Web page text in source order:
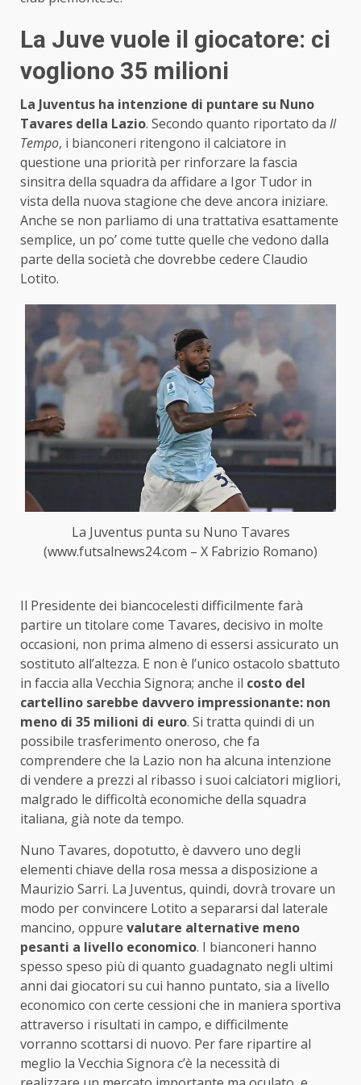
La Juve vuole il giocatore: ci
vogliono 35 milioni
La Juventus ha intenzione di puntare su Nuno
Tavares della Lazio. Secondo quanto riportato da Il
Tempo, i bianconeri ritengono il calciatore in
questione una priorità per rinforzare la fascia
sinsitra della squadra da affidare a Igor Tudor in
vista della nuova stagione che deve ancora iniziare.
Anche se non parliamo di una trattativa esattamente
semplice, un po’ come tutte quelle che vedono dalla
parte della società che dovrebbe cedere Claudio
Lotito.
La Juventus punta su Nuno Tavares
(www.futsalnews24.com – X Fabrizio Romano)
Il Presidente dei biancocelesti difficilmente farà
partire un titolare come Tavares, decisivo in molte
occasioni, non prima almeno di essersi assicurato un
sostituto all’altezza. E non è l’unico ostacolo sbattuto
in faccia alla Vecchia Signora; anche il costo del
cartellino sarebbe davvero impressionante: non
meno di 35 milioni di euro. Si tratta quindi di un
possibile trasferimento oneroso, che fa
comprendere che la Lazio non ha alcuna intenzione
di vendere a prezzi al ribasso i suoi calciatori migliori,
malgrado le difficoltà economiche della squadra
italiana, già note da tempo.
Nuno Tavares, dopotutto, è davvero uno degli
elementi chiave della rosa messa a disposizione a
Maurizio Sarri. La Juventus, quindi, dovrà trovare un
modo per convincere Lotito a separarsi dal laterale
mancino, oppure valutare alternative meno
pesanti a livello economico. I bianconeri hanno
spesso speso più di quanto guadagnato negli ultimi
anni dai giocatori su cui hanno puntato, sia a livello
economico con certe cessioni che in maniera sportiva
attraverso i risultati in campo, e difficilmente
vorranno scottarsi di nuovo. Per fare ripartire al
meglio la Vecchia Signora c’è la necessità di